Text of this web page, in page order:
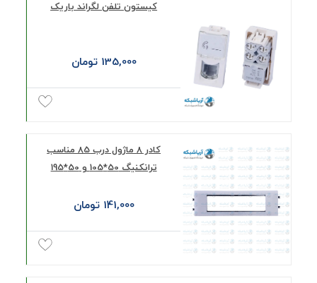
کیستون تلفن لگراند باریک
135,000 تومان
کادر 8 ماژول درب 85 مناسب
ترانکنیگ 50*105 و 50*195
141,000 تومان